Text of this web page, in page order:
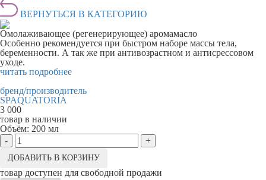
ВЕРНУТЬСЯ В КАТЕГОРИЮ
Омолаживающее (регенерирующее) аромамасло
Особенно рекомендуется при быстром наборе массы тела,
беременности. А так же при антивозрастном и антисрессовом
уходе.
читать подробнее
бренд/производитель
SPAQUATORIA
3 000
товар в наличии
Объём: 200 мл
-
+
ДОБАВИТЬ В КОРЗИНУ
товар доступен для свободной продажи